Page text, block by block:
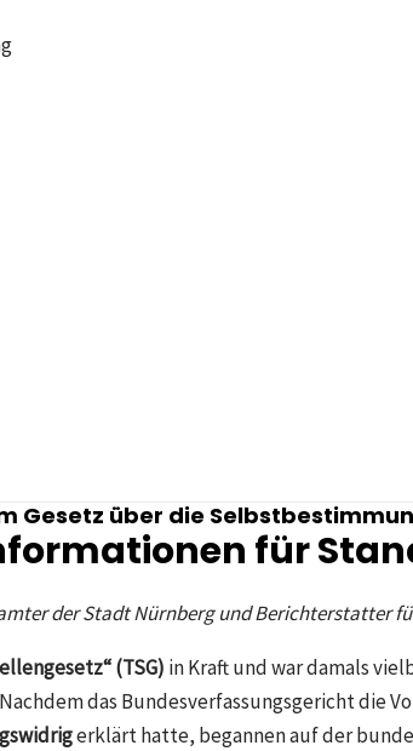
Gesetz über die
für
der Stadt Nürnberg und Berichterstatter
(TSG) in Kraft und war damals
das Bundesverfassungsgericht die
erklärt hatte, begannen auf der